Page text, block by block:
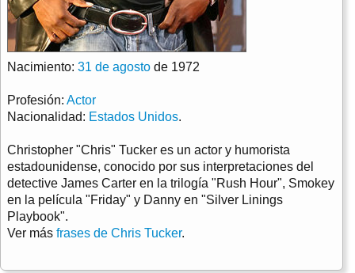
Nacimiento: 31 de agosto de 1972
Profesión: Actor
Nacionalidad: Estados Unidos.
Christopher "Chris" Tucker es un actor y humorista
estadounidense, conocido por sus interpretaciones del
detective James Carter en la trilogía "Rush Hour", Smokey
en la película "Friday" y Danny en "Silver Linings
Playbook".
Ver más frases de Chris Tucker.